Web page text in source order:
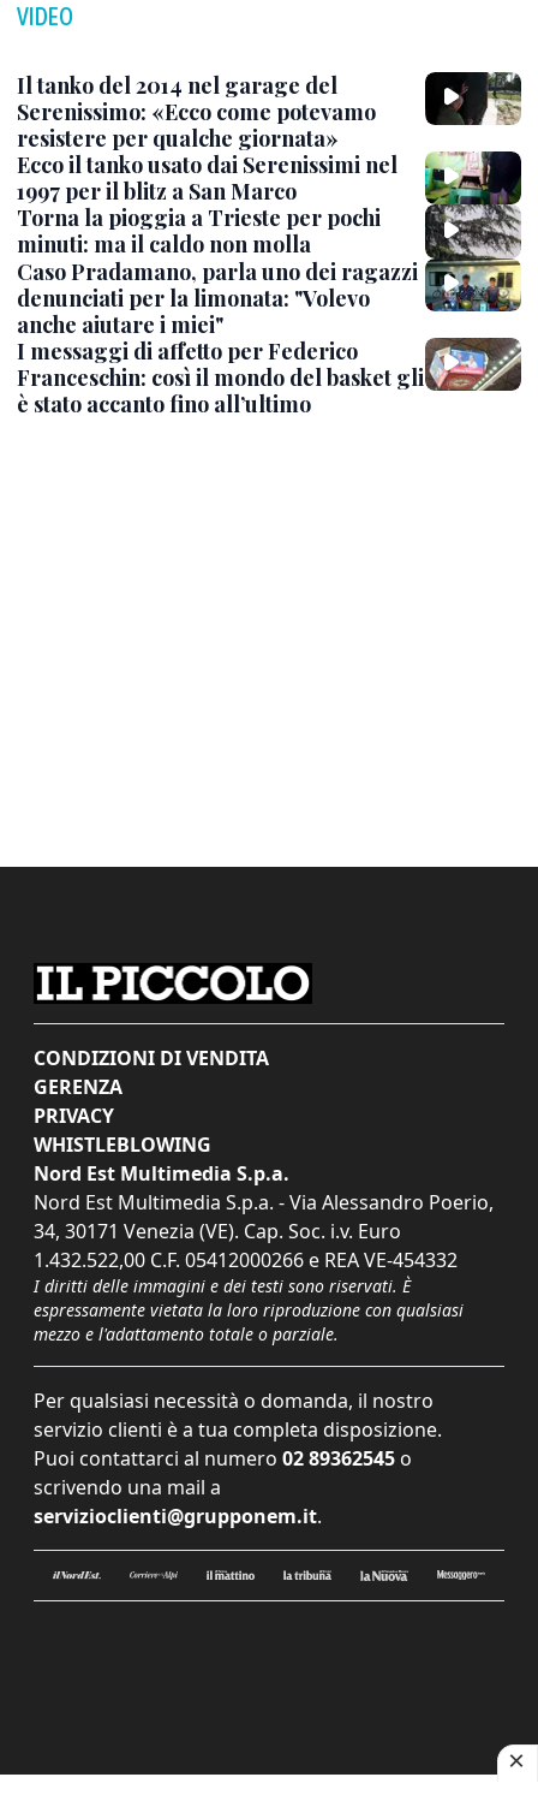
VIDEO
Il tanko del 2014 nel garage del
Serenissimo: «Ecco come potevamo
resistere per qualche giornata»
Ecco il tanko usato dai Serenissimi nel
1997 per il blitz a San Marco
Torna la pioggia a Trieste per pochi
minuti: ma il caldo non molla
Caso Pradamano, parla uno dei ragazzi
denunciati per la limonata: "Volevo
anche aiutare i miei"
I messaggi di affetto per Federico
Franceschin: così il mondo del basket gli
è stato accanto fino all’ultimo
CONDIZIONI DI VENDITA
GERENZA
PRIVACY
WHISTLEBLOWING
Nord Est Multimedia S.p.a.
Nord Est Multimedia S.p.a. - Via Alessandro Poerio,
34, 30171 Venezia (VE). Cap. Soc. i.v. Euro
1.432.522,00 C.F. 05412000266 e REA VE-454332
I diritti delle immagini e dei testi sono riservati. È
espressamente vietata la loro riproduzione con qualsiasi
mezzo e l'adattamento totale o parziale.
Per qualsiasi necessità o domanda, il nostro
servizio clienti è a tua completa disposizione.
Puoi contattarci al numero 02 89362545 o
scrivendo una mail a
servizioclienti@grupponem.it.